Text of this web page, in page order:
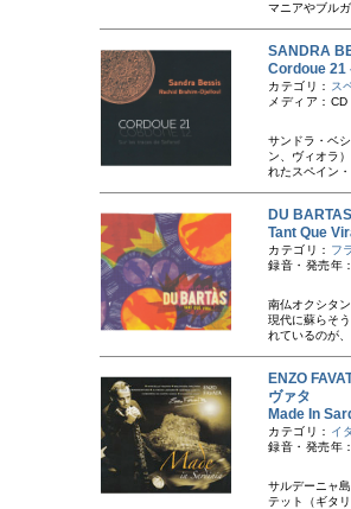
マニアやブル
SANDRA
Cordoue
カテゴリ： ス
メディア：CD
サンドラ・ベ
ン、ヴィオラ
れたスペイン
DU
Tant Que
カテゴリ： フ
録音・発売年
南仏オクシタ
現代に蘇らそ
れているのが
ENZO
ヴァタ
Made In
カテゴリ： イ
録音・発売年
サルデーニャ
テット（ギタ